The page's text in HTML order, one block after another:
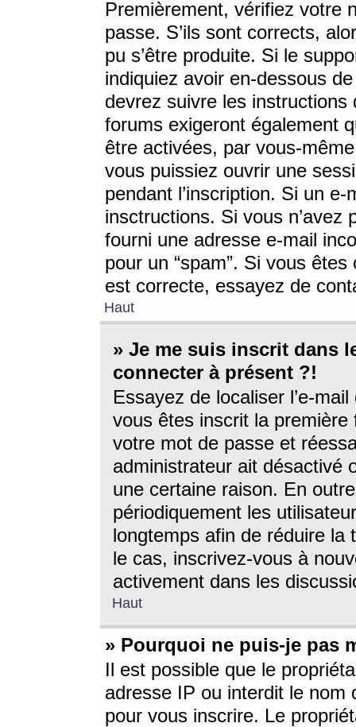
Premièrement, vérifiez votre
passe. S’ils sont corrects,
pu s’être produite. Si le
indiquiez avoir en-dessous
devrez suivre les
forums exigeront également
être activées, par vous-
vous puissiez ouvrir une
pendant l’inscription. Si un
insctructions. Si vous n’avez
fourni une adresse e-mail
pour un “spam”. Si vous
est correcte, essayez de
Haut
» Je me suis inscrit dans
connecter à présent ?!
Essayez de localiser l’e-
vous êtes inscrit la première
votre mot de passe et
administrateur ait désactivé
une certaine raison. En
périodiquement les
longtemps afin de réduire la
le cas, inscrivez-vous à
activement dans les
Haut
» Pourquoi ne puis-je pas
Il est possible que le
adresse IP ou interdit le nom
pour vous inscrire. Le